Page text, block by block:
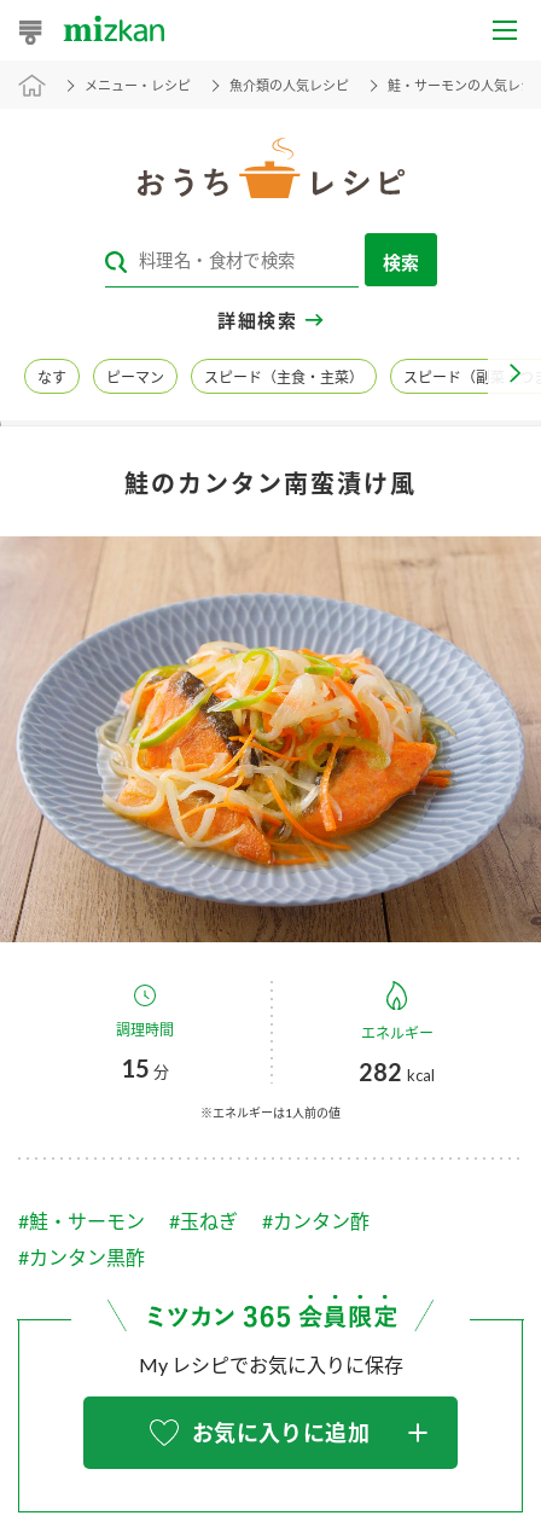
おうちレシピ
レシピカテゴリ一覧
レシピ名特集
商品情報
酢 調味酢
お酢ドリンク ぽん酢
みりん風・料理酒 鍋用調味料
つゆ たれ
スープ 中華
ふりかけ おすしの素
炊き込みご飯の素 米飯用調味液
Fibee
新商品一覧
キャンペーン情報
ブランド・スペシャルサイト
ブランド・スペシャルサイト トップ
商品ブランドサイト
Fibee（ファイビー）
くらしプラ酢
お酢ドリンク
つゆ
納豆のサイト
三ツ判山吹
スペシャルサイト
お酢を知ろう！
すしラボ
企業情報
国内事業概要
企業理念
ミツカンの歴史
ミツカンを知る
環境への取り組み
MIM（ミツカンミュージアム）
お客様相談センター
お客様の声をいかしました
販売終了製品のご案内
よくあるご質問
メニュー・レシピ 魚介類の人気レシピ 鮭・サーモンの人気レシ
検索
詳細検索
なす ピーマン スピード（主食・主菜） スピード（副菜・つ
鮭のカンタン南蛮漬け風
調理時間
15 分
エネルギー
282 kcal
※エネルギーは1人前の値
#鮭・サーモン #玉ねぎ
#カンタン酢
#カンタン黒酢
My レシピでお気に入りに保存
お気に入りに追加